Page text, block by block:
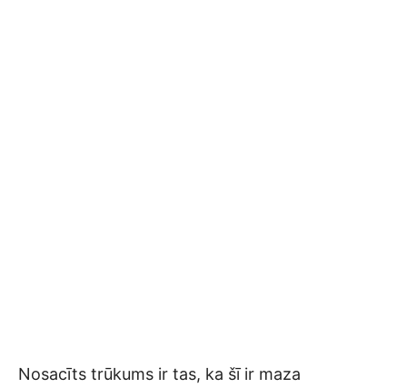
Nosacīts trūkums ir tas, ka šī ir maza